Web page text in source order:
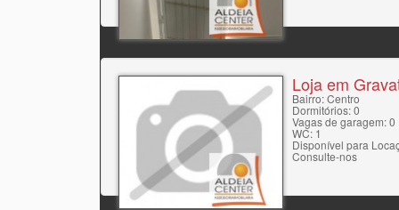
Loja em
Bairro: Centro
Dormitórios: 0
Vagas de garagem: 0
WC: 1
Disponível para
Consulte-nos